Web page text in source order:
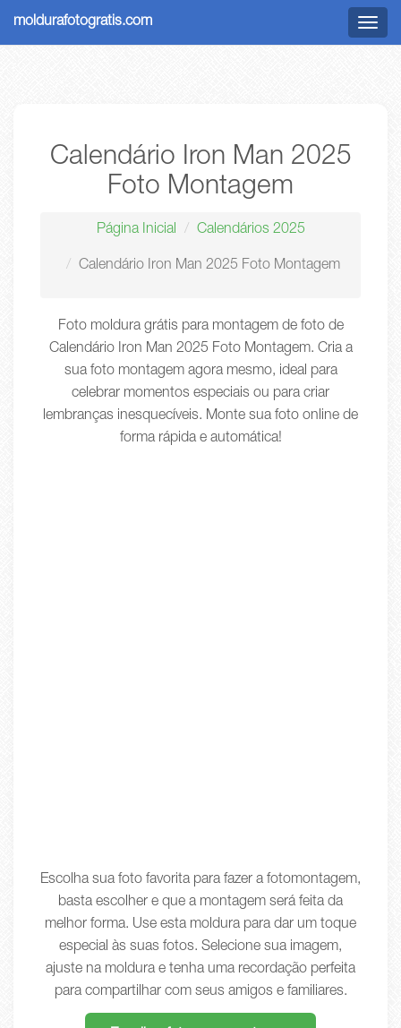
Menu
moldurafotogratis.com
Calendário Iron Man 2025
Foto Montagem
Página Inicial Calendários 2025
Calendário Iron Man 2025 Foto Montagem
Foto moldura grátis para montagem de foto de
Calendário Iron Man 2025 Foto Montagem. Cria a
sua foto montagem agora mesmo, ideal para
celebrar momentos especiais ou para criar
lembranças inesquecíveis. Monte sua foto online de
forma rápida e automática!
Escolha sua foto favorita para fazer a fotomontagem,
basta escolher e que a montagem será feita da
melhor forma. Use esta moldura para dar um toque
especial às suas fotos. Selecione sua imagem,
ajuste na moldura e tenha uma recordação perfeita
para compartilhar com seus amigos e familiares.